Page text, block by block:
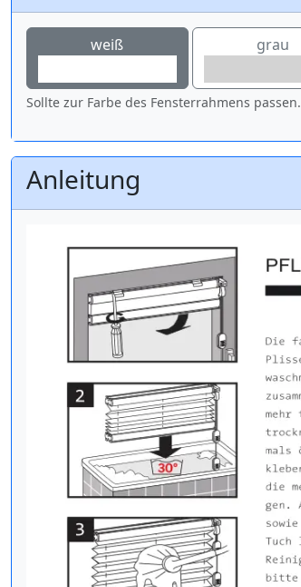
weiß grau
Sollte zur Farbe des Fensterrahmens passen.
Anleitung